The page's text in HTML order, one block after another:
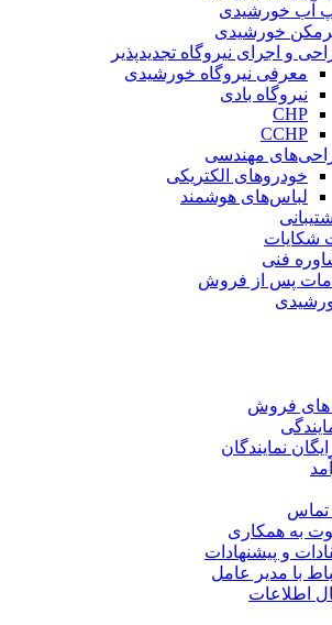
آب خورشیدی
خورشیدی
و اجرای نیروگاه تجدیدپذیر
معرفی نیروگاه خورشیدی
نیروگاه بادی
CHP
CCHP
مهندسی
خودروهای الکتریکی
لباس‌های هوشمند
شکایات
فنی
پس از فروش
های فروش
نمایندگان
تماس
به همکاری
و پیشنهادات
با مدیر عامل
اطلاعات